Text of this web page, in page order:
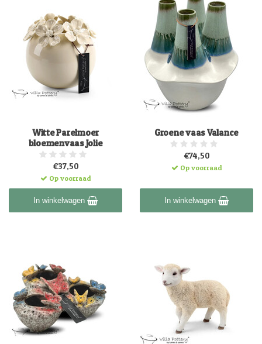
Witte Parelmoer
bloemenvaas Jolie
€37,50
Op voorraad
In winkelwagen
Groene vaas Valance
€74,50
Op voorraad
In winkelwagen